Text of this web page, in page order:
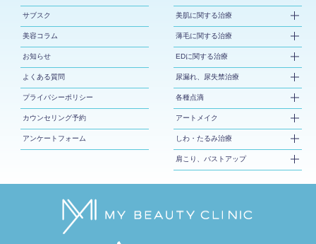
サブスク
美容コラム
お知らせ
よくある質問
プライバシーポリシー
カウンセリング予約
アンケートフォーム
美肌に関する治療
薄毛に関する治療
EDに関する治療
尿漏れ、尿失禁治療
各種点滴
アートメイク
しわ・たるみ治療
肩こり、バストアップ